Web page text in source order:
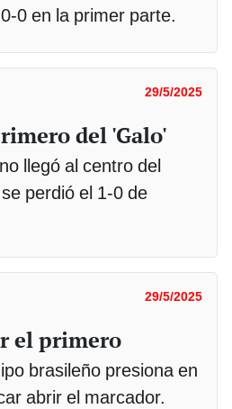
0 en la primer parte.
29/5/2025
del 'Galo'
llegó al centro del
perdió el 1-0 de
29/5/2025
el primero
brasileño presiona en
abrir el marcador.